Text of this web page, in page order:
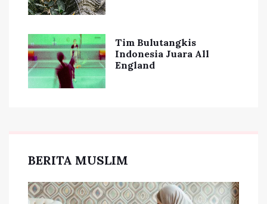
Tim Bulutangkis
Indonesia Juara All
England
BERITA MUSLIM